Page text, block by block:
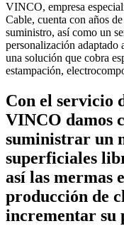
VINCO, empresa
Cable, cuenta con años
suministro, así como un
personalización adaptado
una solución que cobra
estampación,
Con el servicio
VINCO damos
suministrar un
superficiales
así las mermas
producción de
incrementar su